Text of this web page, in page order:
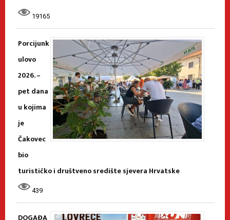
19165
Porcijunk
ulovo
2026. –
pet dana
u kojima
je
Čakovec
bio
turističko i društveno središte sjevera Hrvatske
439